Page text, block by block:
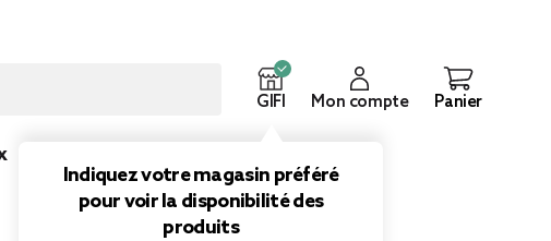
GIFI
Indiquez votre magasin préféré
pour voir la disponibilité des
produits
Mon compte Panier